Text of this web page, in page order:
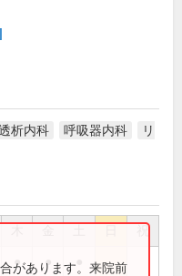
析内科 呼吸器内科
リ
祝
● ●
があります。来院前